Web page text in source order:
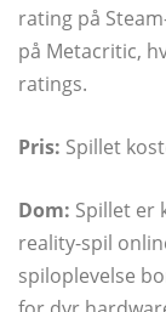
rating på
på Metacritic,
ratings.
Pris: Spillet
Dom: Spillet er
reality-spil
spiloplevelse